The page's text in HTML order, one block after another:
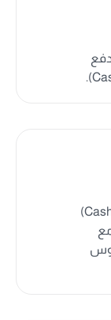
استفد من خدمة الدفع (Cash + Avios)